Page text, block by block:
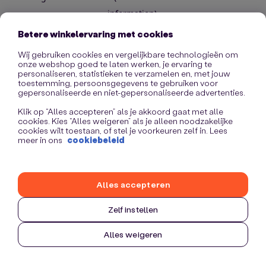
information).
Betere winkelervaring met cookies
Wij gebruiken cookies en vergelijkbare technologieën om
onze webshop goed te laten werken, je ervaring te
personaliseren, statistieken te verzamelen en, met jouw
toestemming, persoonsgegevens te gebruiken voor
gepersonaliseerde en niet-gepersonaliseerde advertenties.
Klik op “Alles accepteren” als je akkoord gaat met alle
cookies. Kies “Alles weigeren” als je alleen noodzakelijke
cookies wilt toestaan, of stel je voorkeuren zelf in. Lees
meer in ons cookiebeleid
Zelf instellen
Alles weigeren
Alles accepteren